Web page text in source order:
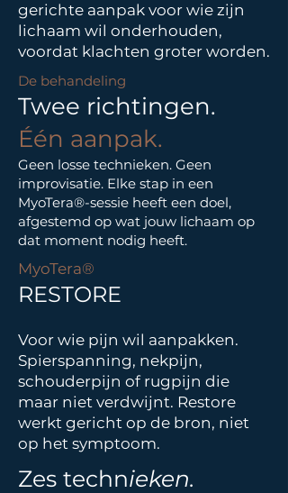
gerichte aanpak voor wie zijn
lichaam wil onderhouden,
voordat klachten groter worden.
De behandeling
Twee richtingen.
Één aanpak.
Geen losse technieken. Geen
improvisatie. Elke stap in een
MyoTera®-sessie heeft een doel,
afgestemd op wat jouw lichaam op
dat moment nodig heeft.
MyoTera®
RESTORE
Voor wie pijn wil aanpakken.
Spierspanning, nekpijn,
schouderpijn of rugpijn die
maar niet verdwijnt. Restore
werkt gericht op de bron, niet
op het symptoom.
Zes technieken.